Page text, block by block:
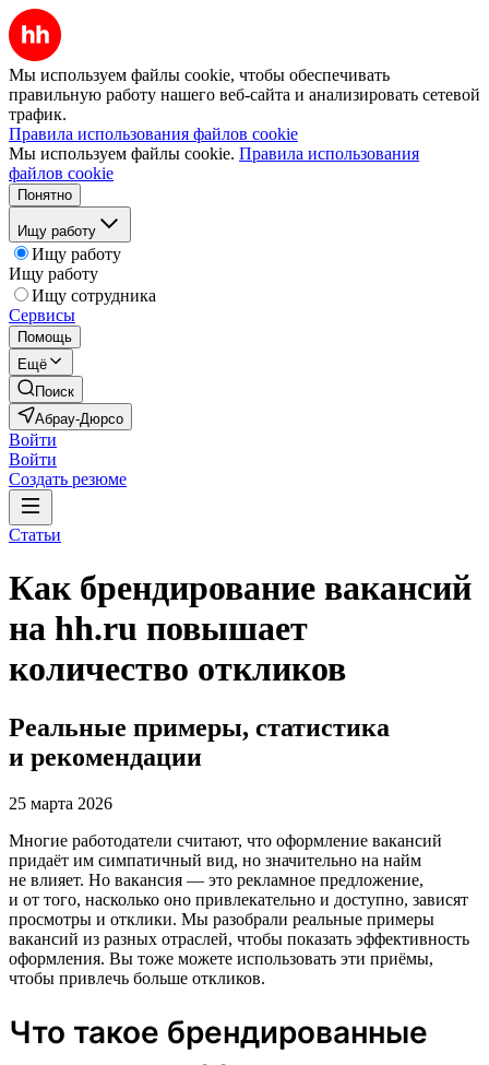
Мы используем файлы cookie, чтобы обеспечивать
правильную работу нашего веб-сайта и анализировать сетевой
трафик.
Правила использования файлов cookie
Мы используем файлы cookie. Правила использования
файлов cookie
Понятно
Ищу работу
Ищу работу
Ищу работу
Ищу сотрудника
Сервисы
Помощь
Ещё
Поиск
Абрау-Дюрсо
Войти
Войти
Создать резюме
Статьи
Как брендирование вакансий
на hh.ru повышает
количество откликов
Реальные примеры, статистика
и рекомендации
25 марта 2026
Многие работодатели считают, что оформление вакансий
придаёт им симпатичный вид, но значительно на найм
не влияет. Но вакансия — это рекламное предложение,
и от того, насколько оно привлекательно и доступно, зависят
просмотры и отклики. Мы разобрали реальные примеры
вакансий из разных отраслей, чтобы показать эффективность
оформления. Вы тоже можете использовать эти приёмы,
чтобы привлечь больше откликов.
Что такое брендированные